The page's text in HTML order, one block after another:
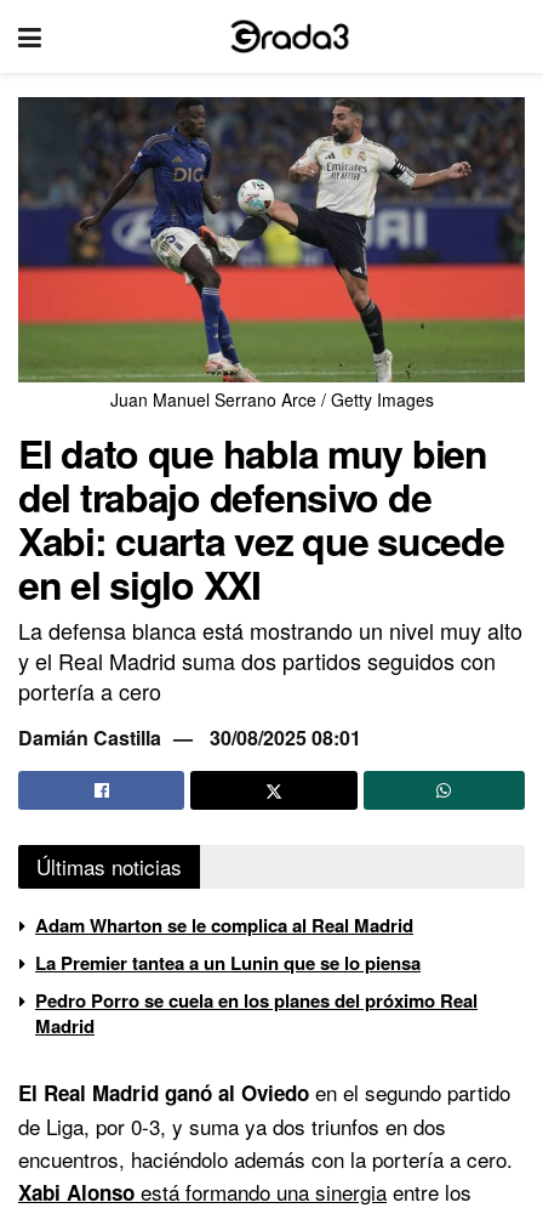
Juan Manuel Serrano Arce / Getty Images
El dato que habla muy bien
del trabajo defensivo de
Xabi: cuarta vez que sucede
en el siglo XXI
La defensa blanca está mostrando un nivel muy alto
y el Real Madrid suma dos partidos seguidos con
portería a cero
Damián Castilla 30/08/2025 08:01
Últimas noticias
Adam Wharton se le complica al Real Madrid
La Premier tantea a un Lunin que se lo piensa
Pedro Porro se cuela en los planes del próximo Real
Madrid
El Real Madrid ganó al Oviedo en el segundo partido
de Liga, por 0-3, y suma ya dos triunfos en dos
encuentros, haciéndolo además con la portería a cero.
Xabi Alonso está formando una sinergia entre los